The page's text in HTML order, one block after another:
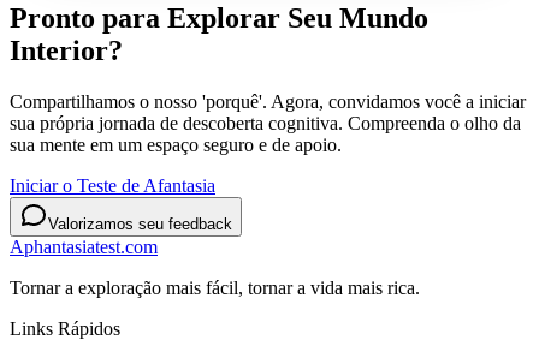
Pronto para Explorar Seu Mundo
Interior?
Compartilhamos o nosso 'porquê'. Agora, convidamos você a iniciar
sua própria jornada de descoberta cognitiva. Compreenda o olho da
sua mente em um espaço seguro e de apoio.
Iniciar o Teste de Afantasia
Valorizamos seu feedback
Aphantasiatest.com
Tornar a exploração mais fácil, tornar a vida mais rica.
Links Rápidos